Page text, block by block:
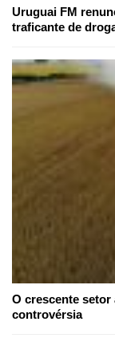
Uruguai FM
traficante de
O crescente
controvérsia